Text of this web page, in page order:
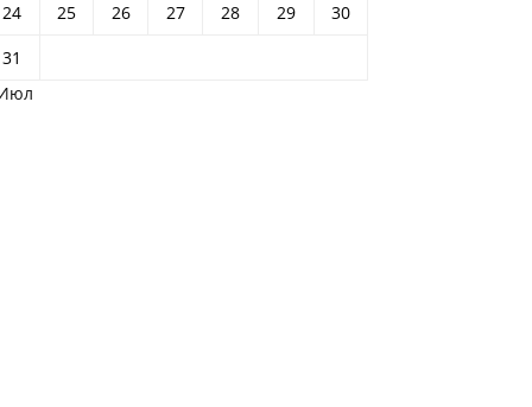
24
25 26 27 28 29
30
31